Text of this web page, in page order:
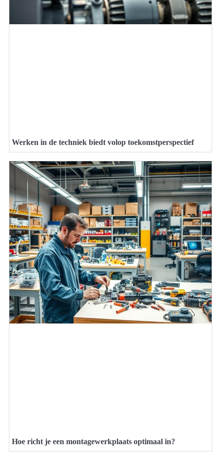
Werken in de techniek biedt volop toekomstperspectief
Hoe richt je een montagewerkplaats optimaal in?